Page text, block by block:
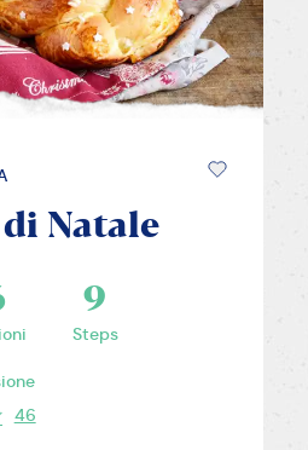
Natale
9
Steps
46